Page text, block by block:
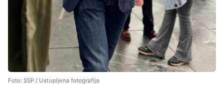
Foto: SSP / Ustupljena fotografija